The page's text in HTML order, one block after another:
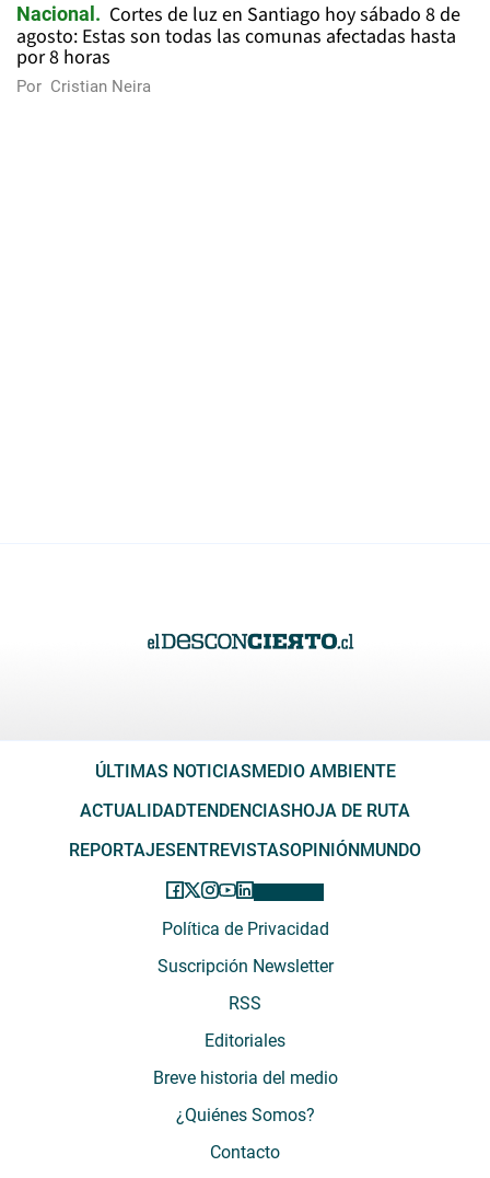
Nacional
Cortes de luz en Santiago hoy sábado 8 de
agosto: Estas son todas las comunas afectadas hasta
por 8 horas
Por Cristian Neira
ÚLTIMAS NOTICIASMEDIO AMBIENTE
ACTUALIDADTENDENCIASHOJA DE RUTA
REPORTAJESENTREVISTASOPINIÓNMUNDO
Política de Privacidad
Suscripción Newsletter
RSS
Editoriales
Breve historia del medio
¿Quiénes Somos?
Contacto